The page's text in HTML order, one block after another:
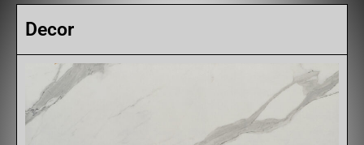
Decor